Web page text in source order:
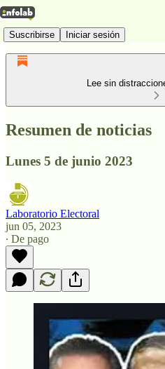
Suscribirse Iniciar sesión
Lee sin
Resumen de noticias
Lunes 5 de junio 2023
Laboratorio Electoral
jun 05, 2023
∙ De pago